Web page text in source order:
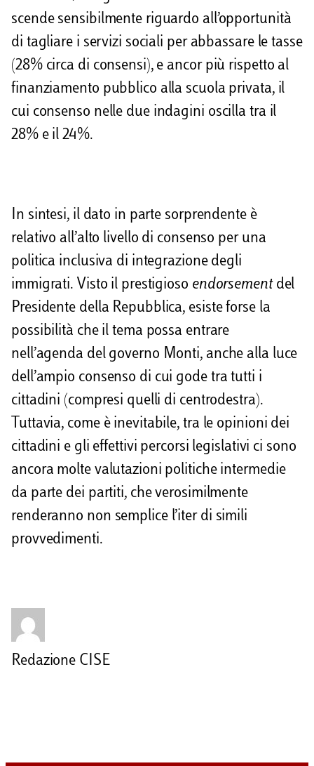
scende sensibilmente riguardo all’opportunità
di tagliare i servizi sociali per abbassare le tasse
(28% circa di consensi), e ancor più rispetto al
finanziamento pubblico alla scuola privata, il
cui consenso nelle due indagini oscilla tra il
28% e il 24%.
In sintesi, il dato in parte sorprendente è
relativo all’alto livello di consenso per una
politica inclusiva di integrazione degli
immigrati. Visto il prestigioso endorsementdel
Presidente della Repubblica, esiste forse la
possibilità che il tema possa entrare
nell’agenda del governo Monti, anche alla luce
dell’ampio consenso di cui gode tra tutti i
cittadini (compresi quelli di centrodestra).
Tuttavia, come è inevitabile, tra le opinioni dei
cittadini e gli effettivi percorsi legislativi ci sono
ancora molte valutazioni politiche intermedie
da parte dei partiti, che verosimilmente
renderanno non semplice l’iter di simili
provvedimenti.
Redazione CISE